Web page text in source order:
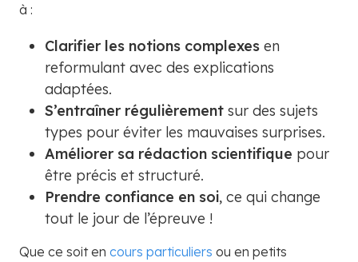
à :
Clarifier les notions complexes en
reformulant avec des explications
adaptées.
S’entraîner régulièrement sur des sujets
types pour éviter les mauvaises surprises.
Améliorer sa rédaction scientifique pour
être précis et structuré.
Prendre confiance en soi, ce qui change
tout le jour de l’épreuve !
Que ce soit en cours particuliers ou en petits